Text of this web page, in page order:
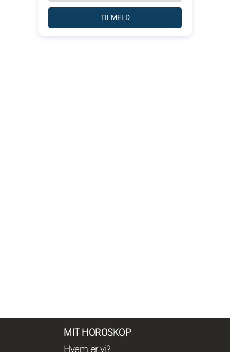
TILMELD
MIT HOROSKOP